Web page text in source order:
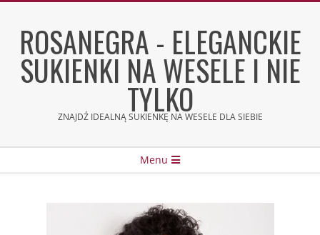
contentROSANEGRA - ELEGANCKIE
SUKIENKI NA WESELE I NIE
TYLKO
ZNAJDŹ IDEALNĄ SUKIENKĘ NA WESELE DLA SIEBIE
Menu